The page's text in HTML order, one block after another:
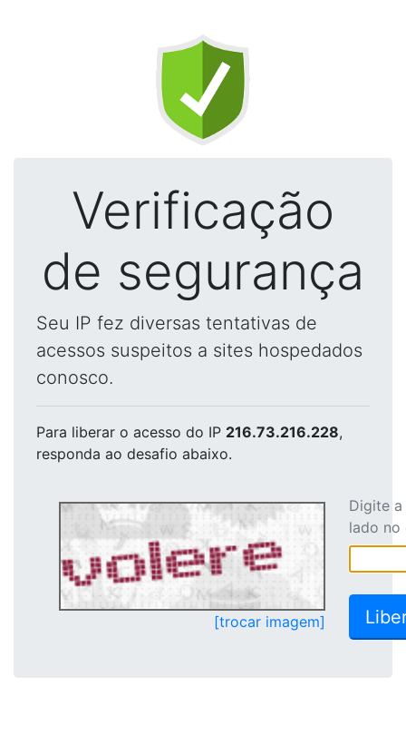
Verificação
de segurança
Seu IP fez diversas tentativas de
acessos suspeitos a sites hospedados
conosco.
Para liberar o acesso do IP 216.73.216.228,
responda ao desafio abaixo.
[trocar imagem]
Digite
lado no